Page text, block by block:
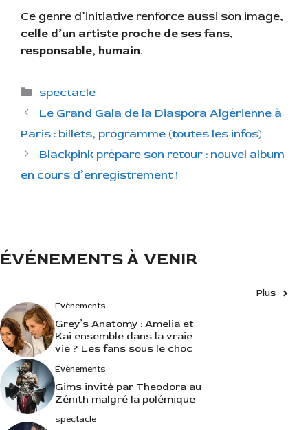
Ce genre d’initiative renforce aussi son image,
celle d’un artiste proche de ses fans,
responsable, humain.
C
a
é
g
o
spectacle
Le Grand Gala de la Diaspora Algérienne à
Paris : billets, programme (toutes les infos)
Blackpink prépare son retour : nouvel album
en cours d’enregistrement !
ÉVÉNEMENTS À VENIR
Plus
Évènements
Grey’s Anatomy : Amelia et
Kai ensemble dans la vraie
vie ? Les fans sous le choc
Évènements
Gims invité par Theodora au
Zénith malgré la polémique
spectacle